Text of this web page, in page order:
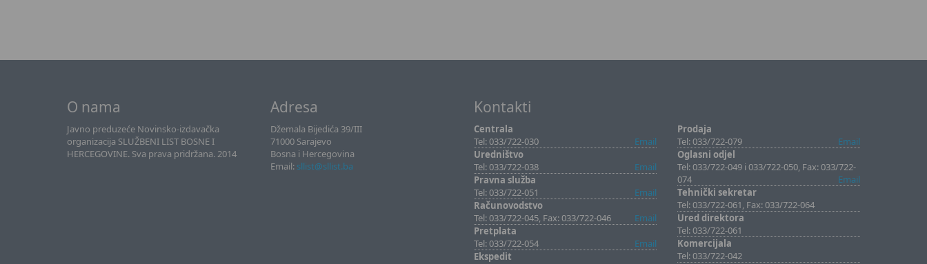
O nama
Javno preduzeće Novinsko-izdavačka
organizacija SLUŽBENI LIST BOSNE I
HERCEGOVINE. Sva prava pridržana. 2014
Adresa
Džemala Bijedića 39/III
71000 Sarajevo
Bosna i Hercegovina
Email: sllist@sllist.ba
Kontakti
Centrala
Tel: 033/722-030
Email
Uredništvo
Tel: 033/722-038
Email
Pravna služba
Tel: 033/722-051
Email
Računovodstvo
Tel: 033/722-045, Fax: 033/722-046
Email
Pretplata
Tel: 033/722-054
Email
Ekspedit
Prodaja
Tel: 033/722-079
Email
Oglasni odjel
Tel: 033/722-049 i 033/722-050, Fax: 033/722-
074
Email
Tehnički sekretar
Tel: 033/722-061, Fax: 033/722-064
Ured direktora
Tel: 033/722-061
Komercijala
Tel: 033/722-042